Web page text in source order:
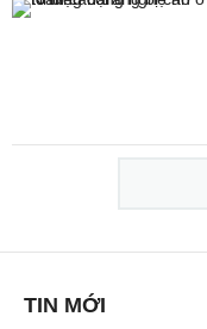
TIN MỚI